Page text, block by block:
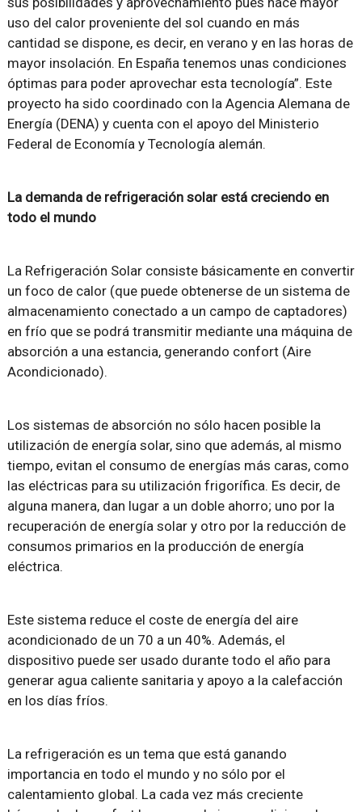
uso del calor proveniente del sol cuando en más
cantidad se dispone, es decir, en verano y en las horas de
mayor insolación. En España tenemos unas condiciones
óptimas para poder aprovechar esta tecnología”. Este
proyecto ha sido coordinado con la Agencia Alemana de
Energía (DENA) y cuenta con el apoyo del Ministerio
Federal de Economía y Tecnología alemán.
La demanda de refrigeración solar está creciendo en
todo el mundo
La Refrigeración Solar consiste básicamente en convertir
un foco de calor (que puede obtenerse de un sistema de
almacenamiento conectado a un campo de captadores)
en frío que se podrá transmitir mediante una máquina de
absorción a una estancia, generando confort (Aire
Acondicionado).
Los sistemas de absorción no sólo hacen posible la
utilización de energía solar, sino que además, al mismo
tiempo, evitan el consumo de energías más caras, como
las eléctricas para su utilización frigorífica. Es decir, de
alguna manera, dan lugar a un doble ahorro; uno por la
recuperación de energía solar y otro por la reducción de
consumos primarios en la producción de energía
eléctrica.
Este sistema reduce el coste de energía del aire
acondicionado de un 70 a un 40%. Además, el
dispositivo puede ser usado durante todo el año para
generar agua caliente sanitaria y apoyo a la calefacción
en los días fríos.
La refrigeración es un tema que está ganando
importancia en todo el mundo y no sólo por el
calentamiento global. La cada vez más creciente